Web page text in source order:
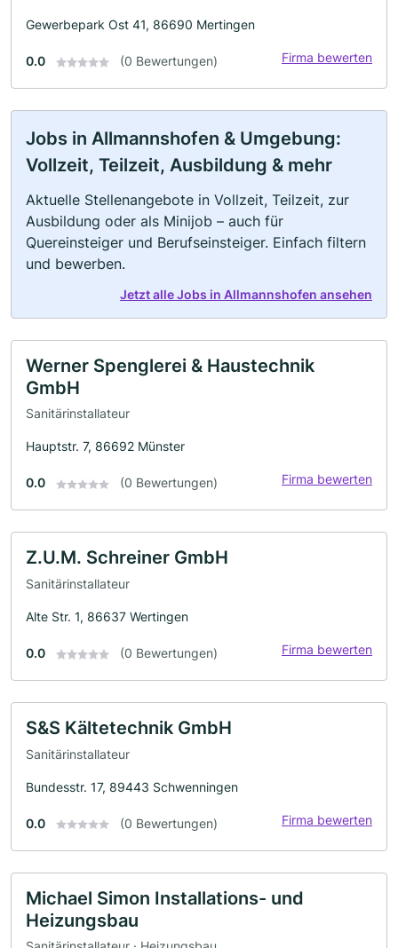
Gewerbepark Ost 41, 86690 Mertingen
0.0 (0 Bewertungen) Firma bewerten
Jobs in Allmannshofen & Umgebung:
Vollzeit, Teilzeit, Ausbildung & mehr
Aktuelle Stellenangebote in Vollzeit, Teilzeit, zur
Ausbildung oder als Minijob – auch für
Quereinsteiger und Berufseinsteiger. Einfach filtern
und bewerben.
Jetzt alle Jobs in Allmannshofen ansehen
Werner Spenglerei & Haustechnik
GmbH
Sanitärinstallateur
Hauptstr. 7, 86692 Münster
0.0 (0 Bewertungen) Firma bewerten
Z.U.M. Schreiner GmbH
Sanitärinstallateur
Alte Str. 1, 86637 Wertingen
0.0 (0 Bewertungen) Firma bewerten
S&S Kältetechnik GmbH
Sanitärinstallateur
Bundesstr. 17, 89443 Schwenningen
0.0 (0 Bewertungen) Firma bewerten
Michael Simon Installations- und
Heizungsbau